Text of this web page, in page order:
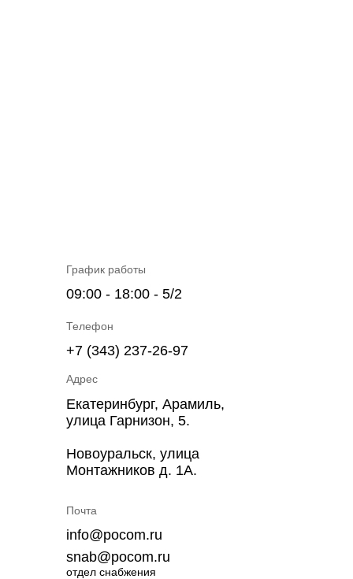
snab@pocom.ru
отдел снабжения
+7 (343) 237-26-97
Телефон
График работы
09:00 - 18:00 - 5/2
info@pocom.ru
Почта
Екатеринбург, Арамиль,
улица Гарнизон, 5.
Новоуральск, улица
Монтажников д. 1А.
Адрес